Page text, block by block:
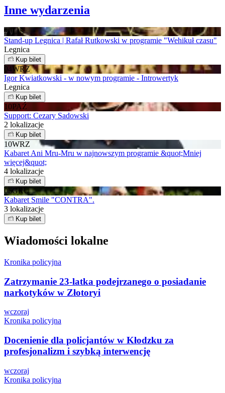
Inne wydarzenia
20 LIS
Stand-up Legnica | Rafał Rutkowski w programie "Wehikuł czasu"
Legnica
Kup bilet
04WRZ
Igor Kwiatkowski - w nowym programie - Introwertyk
Legnica
Kup bilet
10PAŹ
Support: Cezary Sadowski
2 lokalizacje
Kup bilet
10WRZ
Kabaret Ani Mru-Mru w najnowszym programie &quot;Mniej
więcej&quot;
4 lokalizacje
Kup bilet
06GRU
Kabaret Smile "CONTRA".
3 lokalizacje
Kup bilet
Wiadomości lokalne
Kronika policyjna
Zatrzymanie 23-latka podejrzanego o posiadanie
narkotyków w Złotoryi
wczoraj
Kronika policyjna
Docenienie dla policjantów w Kłodzku za
profesjonalizm i szybką interwencję
wczoraj
Kronika policyjna